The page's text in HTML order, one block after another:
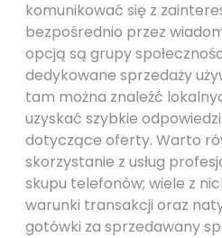
komunikować się z
bezpośrednio przez
opcją są grupy
dedykowane sprzedaży
tam można znaleźć
uzyskać szybkie
dotyczące oferty. Warto
skorzystanie z usług
skupu telefonów; wiele z
warunki transakcji oraz
gotówki za sprzedawany